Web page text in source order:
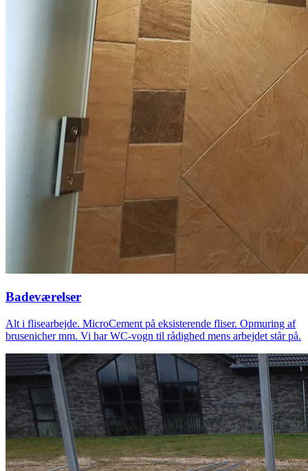
Badeværelser
Alt i flisearbejde. MicroCement på eksisterende fliser. Opmuring af
brusenicher mm. Vi har WC-vogn til rådighed mens arbejdet står på.